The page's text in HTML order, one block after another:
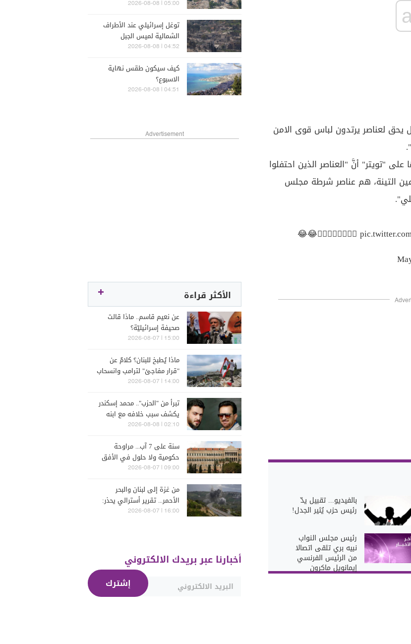
لعناصر يرتدون لباس قوى الامن
"تويتر" أنَّ "العناصر الذين احتفلوا
عين التينة، هم عناصر شرطة مجلس
😂😂✌🏻✌🏻✌🏻✌🏻
بالفيديو... تقبيل يدّ
رئيس حزب يُثير الجدل!
رئيس مجلس النواب
نبيه بري تلقى اتصالا
من الرئيس الفرنسي
إيمانويل ماكرون
05:00 | 2026-08-08
توغل إسرائيلي عند الأطراف
الشمالية لميس الجبل
04:52 | 2026-08-08
كيف سيكون طقس نهاية
الاسبوع؟
04:51 | 2026-08-08
Advertisement
الأكثر قراءة
عن نعيم قاسم.. ماذا قالت
صحيفة إسرائيليّة؟
15:00 | 2026-08-07
ماذا يُطبخ للبنان؟ كلامٌ عن
"قرار مفاجئ" لترامب وانسحاب
إسرائيل
14:00 | 2026-08-07
تبرأ من "الحزب".. محمد إسكندر
يكشف سبب خلافه مع ابنه
فارس (فيديو)
02:10 | 2026-08-08
سنة على 7 آب... مراوحة
حكومية ولا حلول في الأفق
المنظور
09:00 | 2026-08-07
من غزة إلى لبنان والبحر
الأحمر... تقرير أسترالي يحذر:
الشرق الأوسط يدخل أخطر
16:00 | 2026-08-07
أخبارنا عبر بريدك الالكتروني
إشترك